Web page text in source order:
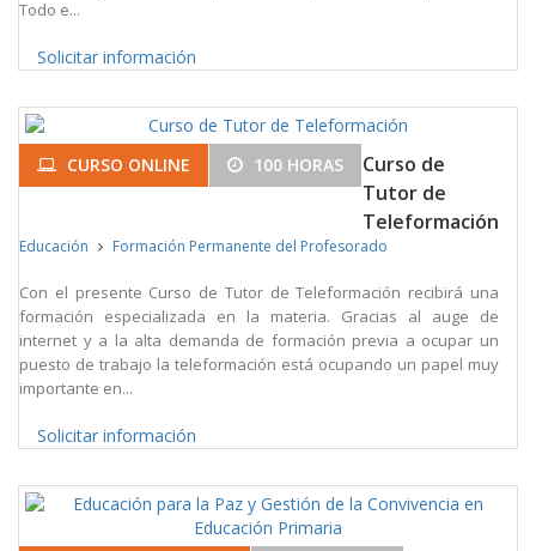
Todo e...
Solicitar información
CURSO ONLINE 100 HORAS
Curso de
Tutor de
Teleformación
Educación Formación Permanente del Profesorado
Con el presente Curso de Tutor de Teleformación recibirá una
formación especializada en la materia. Gracias al auge de
internet y a la alta demanda de formación previa a ocupar un
puesto de trabajo la teleformación está ocupando un papel muy
importante en...
Solicitar información